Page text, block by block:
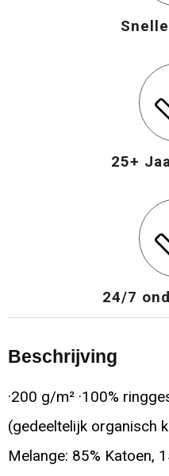
25+
24/7
Beschrijving
·200 g/m² ·100%
(gedeeltelijk organisch
Melange: 85% Katoen,